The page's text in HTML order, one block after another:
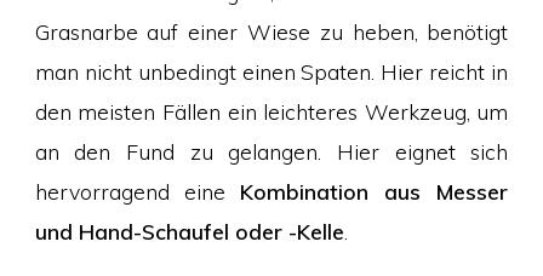
Grasnarbe auf einer Wiese zu heben, benötigt
man nicht unbedingt einen Spaten. Hier reicht in
den meisten Fällen ein leichteres Werkzeug, um
an den Fund zu gelangen. Hier eignet sich
hervorragend eine Kombination aus Messer
und Hand-Schaufel oder -Kelle